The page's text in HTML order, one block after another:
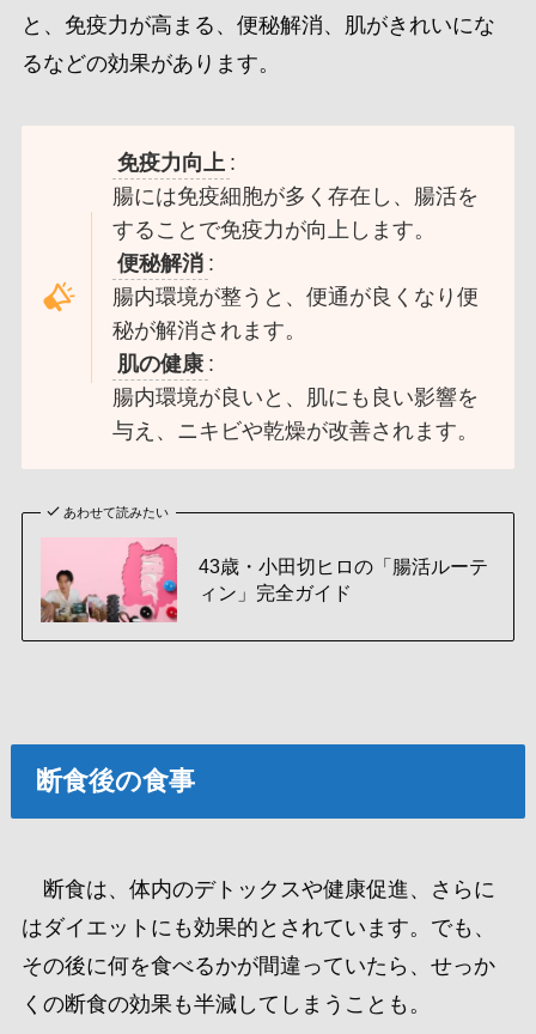
と、免疫力が高まる、便秘解消、肌がきれいにな
るなどの効果があります。
免疫力向上 :
腸には免疫細胞が多く存在し、腸活を
することで免疫力が向上します。
便秘解消 :
腸内環境が整うと、便通が良くなり便
秘が解消されます。
肌の健康 :
腸内環境が良いと、肌にも良い影響を
与え、ニキビや乾燥が改善されます。
あわせて読みたい
43歳・小田切ヒロの「腸活ルーテ
ィン」完全ガイド
断食後の食事
断食は、体内のデトックスや健康促進、さらに
はダイエットにも効果的とされています。でも、
その後に何を食べるかが間違っていたら、せっか
くの断食の効果も半減してしまうことも。